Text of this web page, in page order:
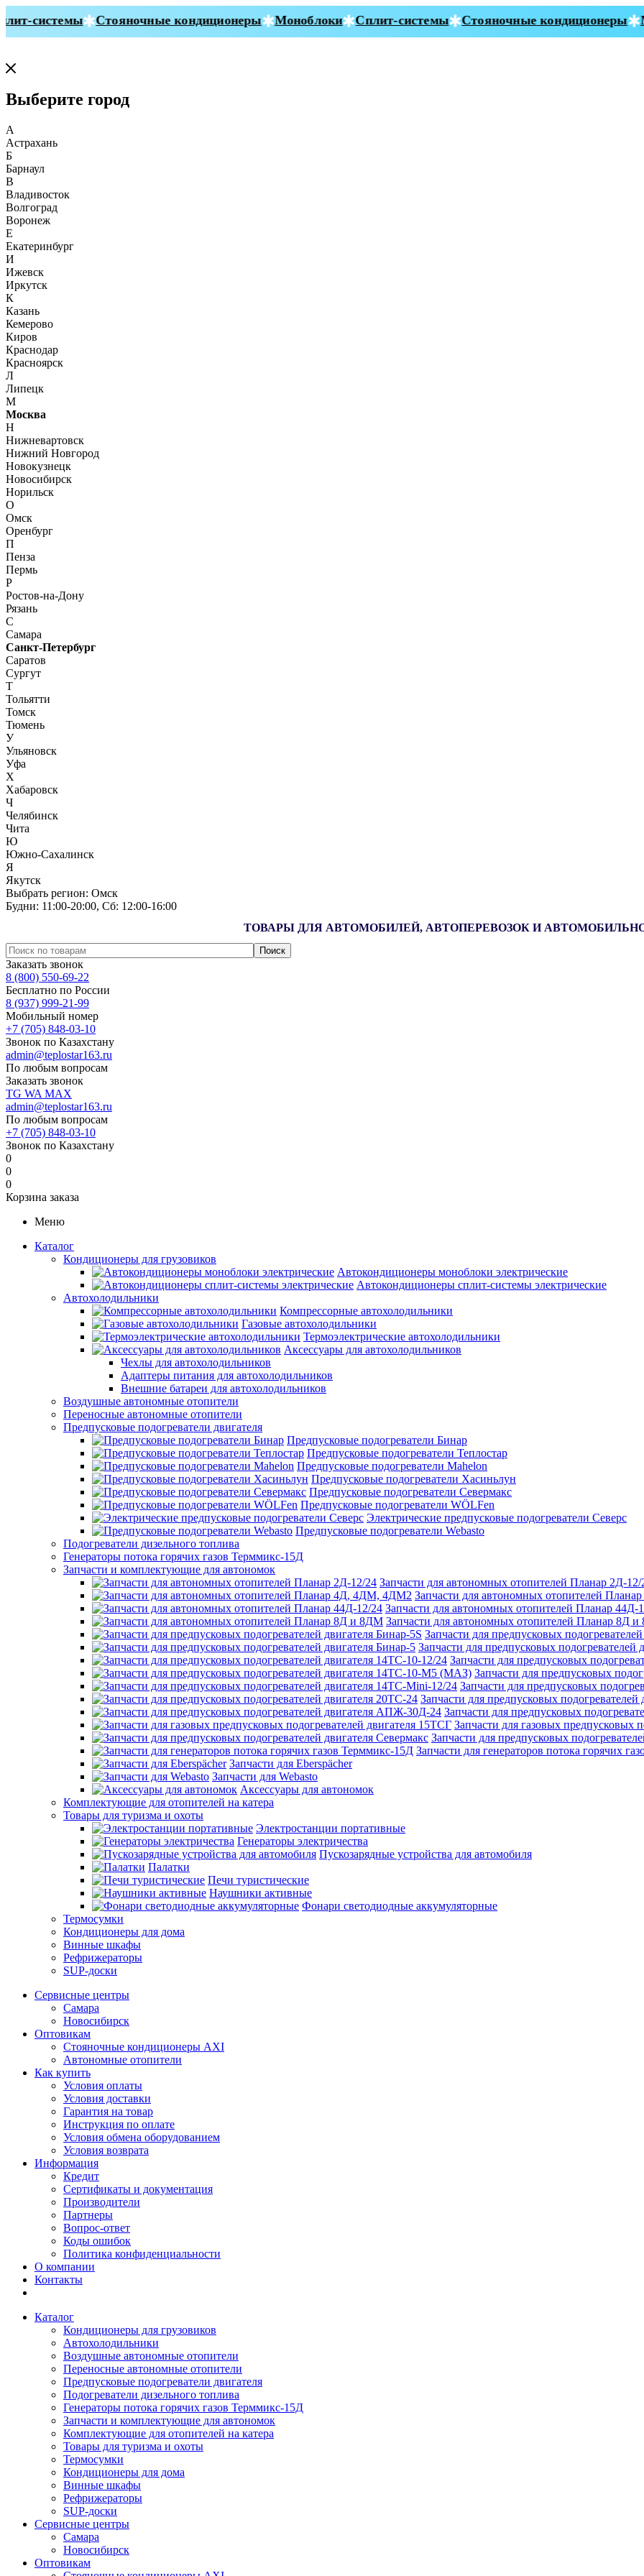
системы Стояночные кондиционеры Моноблоки Сплит-системы Стояночные кондиционеры
Выберите город
А
Астрахань
Б
Барнаул
В
Владивосток
Волгоград
Воронеж
Е
Екатеринбург
И
Ижевск
Иркутск
К
Казань
Кемерово
Киров
Краснодар
Красноярск
Л
Липецк
М
Москва
Н
Нижневартовск
Нижний Новгород
Новокузнецк
Новосибирск
Норильск
О
Омск
Оренбург
П
Пенза
Пермь
Р
Ростов-на-Дону
Рязань
С
Самара
Санкт-Петербург
Саратов
Сургут
Т
Тольятти
Томск
Тюмень
У
Ульяновск
Уфа
Х
Хабаровск
Ч
Челябинск
Чита
Ю
Южно-Сахалинск
Я
Якутск
Выбрать регион: Омск
Будни: 11:00‑20:00, Сб: 12:00‑16:00
ТОВАРЫ ДЛЯ АВТОМОБИЛЕЙ, АВТОПЕРЕВОЗОК И
Заказать звонок
8 (800) 550-69-22
Бесплатно по России
8 (937) 999-21-99
Мобильный номер
+7 (705) 848-03-10
Звонок по Казахстану
admin@teplostar163.ru
По любым вопросам
Заказать звонок
TG WA MAX
admin@teplostar163.ru
По любым вопросам
+7 (705) 848-03-10
Звонок по Казахстану
0
0
0
Корзина заказа
Меню
Каталог
Кондиционеры для грузовиков
Автокондиционеры моноблоки электрические
Автокондиционеры сплит-системы электрические
Автохолодильники
Компрессорные автохолодильники
Газовые автохолодильники
Термоэлектрические автохолодильники
Аксессуары для автохолодильников
Чехлы для автохолодильников
Адаптеры питания для автохолодильников
Внешние батареи для автохолодильников
Воздушные автономные отопители
Переносные автономные отопители
Предпусковые подогреватели двигателя
Предпусковые подогреватели Бинар
Предпусковые подогреватели Теплостар
Предпусковые подогреватели Mahelon
Предпусковые подогреватели Хасиньлун
Предпусковые подогреватели Севермакс
Предпусковые подогреватели WÖLFen
Электрические предпусковые подогреватели Северс
Предпусковые подогреватели Webasto
Подогреватели дизельного топлива
Генераторы потока горячих газов Терммикс-15Д
Запчасти и комплектующие для автономок
Запчасти для автономных отопителей Планар 2Д-12/
Запчасти для автономных отопителей
Запчасти для автономных отопителей Планар 44Д-
Запчасти для автономных отопителей Планар 8Д
Запчасти для предпусковых
Запчасти для предпусковых подогревателей
Запчасти для предпусковых
Запчасти для предпусковых
Запчасти для предпусковых
Запчасти для предпусковых
Запчасти для предпусковых
Запчасти для газовых предпусковых
Запчасти для предпусковых
Запчасти для генераторов потока горячих
Запчасти для Eberspächer
Запчасти для Webasto
Аксессуары для автономок
Комплектующие для отопителей на катера
Товары для туризма и охоты
Электростанции портативные
Генераторы электричества
Пускозарядные устройства для автомобиля
Палатки
Печи туристические
Наушники активные
Фонари светодиодные аккумуляторные
Термосумки
Кондиционеры для дома
Винные шкафы
Рефрижераторы
SUP-доски
Сервисные центры
Самара
Новосибирск
Оптовикам
Стояночные кондиционеры AXI
Автономные отопители
Как купить
Условия оплаты
Условия доставки
Гарантия на товар
Инструкция по оплате
Условия обмена оборудованием
Условия возврата
Информация
Кредит
Сертификаты и документация
Производители
Партнеры
Вопрос-ответ
Коды ошибок
Политика конфиденциальности
О компании
Контакты
Каталог
Кондиционеры для грузовиков
Автохолодильники
Воздушные автономные отопители
Переносные автономные отопители
Предпусковые подогреватели двигателя
Подогреватели дизельного топлива
Генераторы потока горячих газов Терммикс-15Д
Запчасти и комплектующие для автономок
Комплектующие для отопителей на катера
Товары для туризма и охоты
Термосумки
Кондиционеры для дома
Винные шкафы
Рефрижераторы
SUP-доски
Сервисные центры
Самара
Новосибирск
Оптовикам